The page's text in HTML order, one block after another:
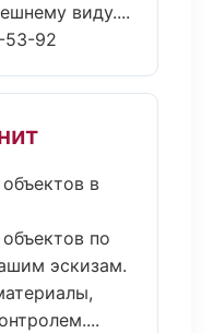
виду....
53-92
в
по
эскизам.